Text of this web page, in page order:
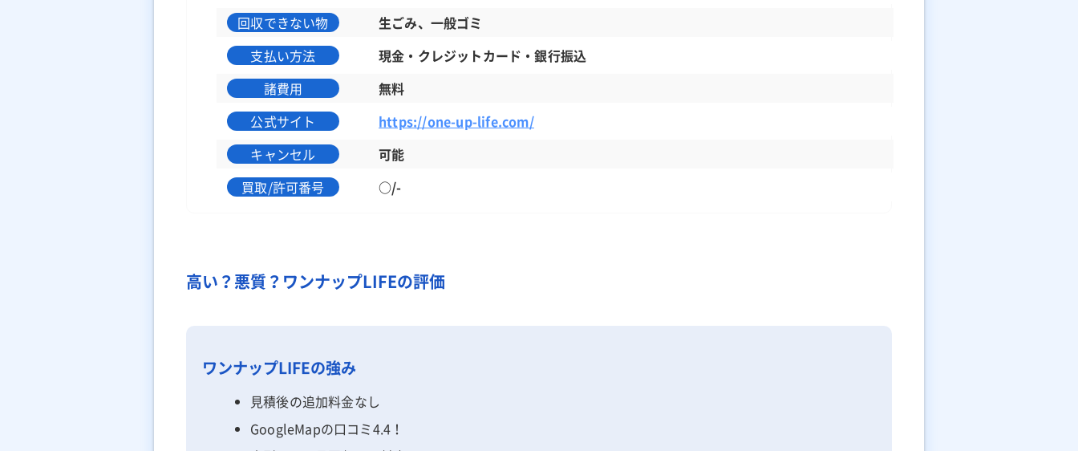
回収できない物
生ごみ、一般ゴミ
支払い方法
現金・クレジットカード・銀行振込
諸費用
無料
公式サイト
https://one-up-life.com/
キャンセル
可能
買取/許可番号
○/-
高い？悪質？ワンナップLIFEの評価
ワンナップLIFEの強み
見積後の追加料金なし
GoogleMapの口コミ4.4！